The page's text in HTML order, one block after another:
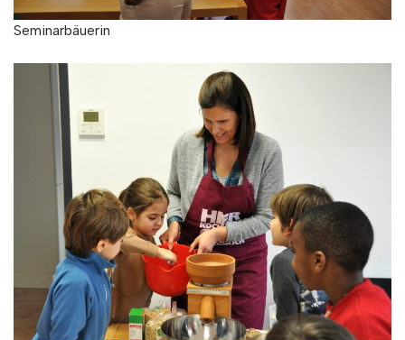
Seminarbäuerin